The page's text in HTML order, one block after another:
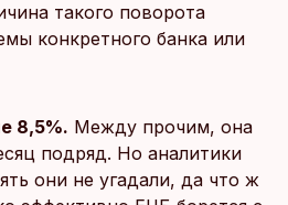
такого поворота
конкретного банка или
8,5%. Между прочим, она
подряд. Но аналитики
они не угадали, да что ж